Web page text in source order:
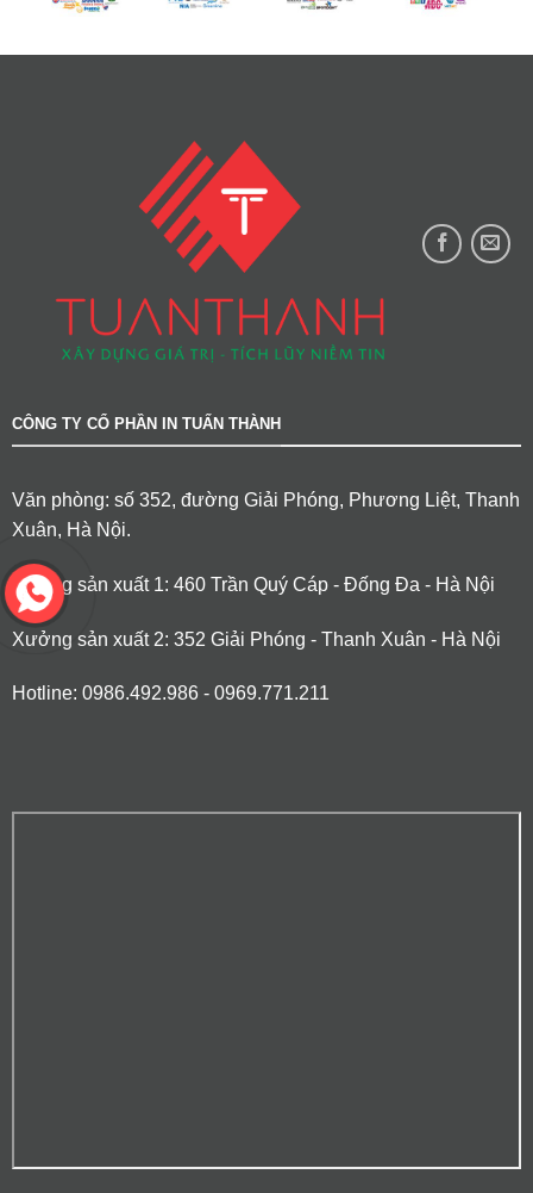
CÔNG TY CỔ PHẦN IN TUẤN THÀNH
Văn phòng: số 352, đường Giải Phóng, Phương Liệt, Thanh
Xuân, Hà Nội.
Xưởng sản xuất 1: 460 Trần Quý Cáp - Đống Đa - Hà Nội
Xưởng sản xuất 2: 352 Giải Phóng - Thanh Xuân - Hà Nội
Hotline: 0986.492.986 - 0969.771.211